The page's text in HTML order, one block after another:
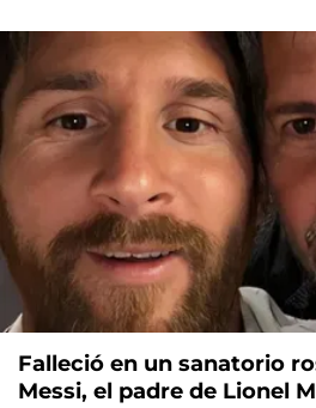
Falleció en un sanatorio
Messi, el padre de Lionel